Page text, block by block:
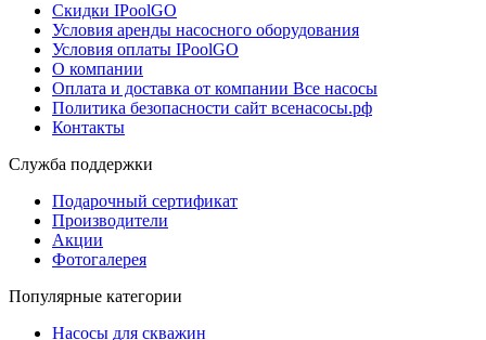
Скидки IPoolGO
Условия аренды насосного оборудования
Условия оплаты IPoolGO
О компании
Оплата и доставка от компании Все насосы
Политика безопасности сайт всенасосы.рф
Контакты
Служба поддержки
Подарочный сертификат
Производители
Акции
Фотогалерея
Популярные категории
Насосы для скважин